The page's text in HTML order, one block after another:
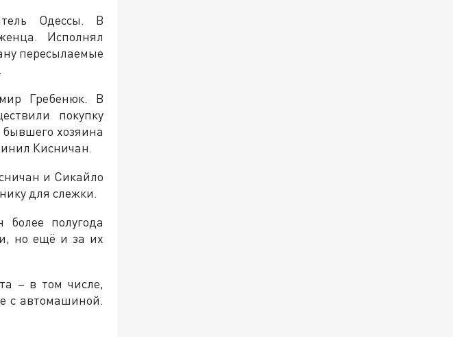
Одессы. В
Исполнял
пересылаемые
Гребенюк. В
покупку
хозяина
Кисничан.
и Сикайло
для слежки.
полугода
но ещё и за их
– в том числе,
с автомашиной.